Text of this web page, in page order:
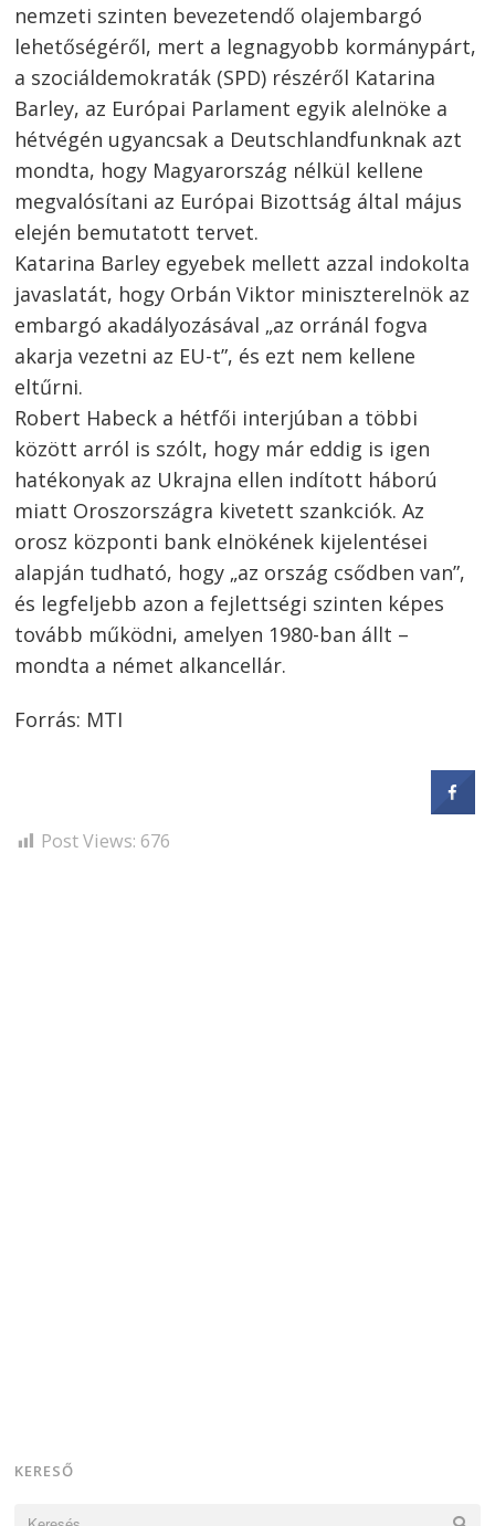
nemzeti szinten bevezetendő olajembargó
lehetőségéről, mert a legnagyobb kormánypárt,
a szociáldemokraták (SPD) részéről Katarina
Barley, az Európai Parlament egyik alelnöke a
hétvégén ugyancsak a Deutschlandfunknak azt
mondta, hogy Magyarország nélkül kellene
megvalósítani az Európai Bizottság által május
elején bemutatott tervet.
Katarina Barley egyebek mellett azzal indokolta
javaslatát, hogy Orbán Viktor miniszterelnök az
embargó akadályozásával „az orránál fogva
akarja vezetni az EU-t”, és ezt nem kellene
eltűrni.
Robert Habeck a hétfői interjúban a többi
között arról is szólt, hogy már eddig is igen
hatékonyak az Ukrajna ellen indított háború
miatt Oroszországra kivetett szankciók. Az
orosz központi bank elnökének kijelentései
alapján tudható, hogy „az ország csődben van”,
és legfeljebb azon a fejlettségi szinten képes
tovább működni, amelyen 1980-ban állt –
mondta a német alkancellár.
Forrás: MTI
Post Views: 676
Bejegyzés
navigáció
KERESŐ